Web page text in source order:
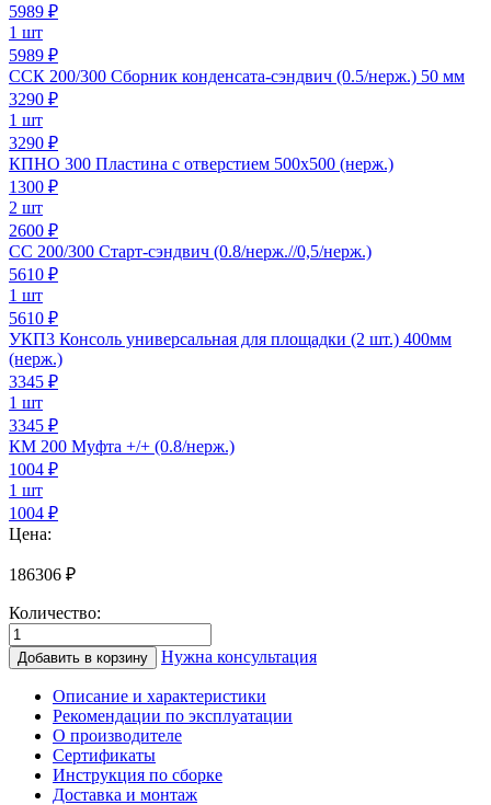
5989 ₽
1 шт
5989 ₽
ССК 200/300 Сборник конденсата-сэндвич (0.5/нерж.) 50 мм
3290 ₽
1 шт
3290 ₽
КПНО 300 Пластина с отверстием 500х500 (нерж.)
1300 ₽
2 шт
2600 ₽
СС 200/300 Старт-сэндвич (0.8/нерж.//0,5/нерж.)
5610 ₽
1 шт
5610 ₽
УКП3 Консоль универсальная для площадки (2 шт.) 400мм
(нерж.)
3345 ₽
1 шт
3345 ₽
КМ 200 Муфта +/+ (0.8/нерж.)
1004 ₽
1 шт
1004 ₽
Цена:
186306 ₽
Количество:
Количество
товара
Дымоход
камина
нерж.,
200/300мм,
Добавить в корзину Нужна консультация
Описание и характеристики
Рекомендации по эксплуатации
О производителе
Сертификаты
Инструкция по сборке
Доставка и монтаж